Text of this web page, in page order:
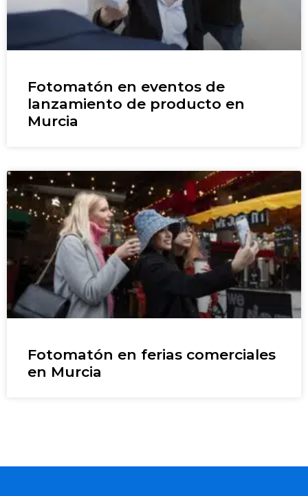
Fotomatón en eventos de
lanzamiento de producto en
Murcia
Fotomatón en ferias comerciales
en Murcia